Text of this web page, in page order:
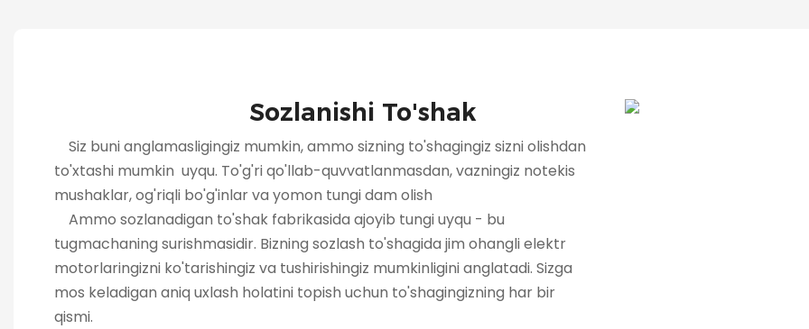
Sozlanishi To'shak
Siz buni anglamasligingiz mumkin, ammo sizning to'shagingiz sizni olishdan
to'xtashi mumkin uyqu. To'g'ri qo'llab-quvvatlanmasdan, vazningiz notekis
mushaklar, og'riqli bo'g'inlar va yomon tungi dam olish
Ammo sozlanadigan to'shak fabrikasida ajoyib tungi uyqu - bu
tugmachaning surishmasidir. Bizning sozlash to'shagida jim ohangli elektr
motorlaringizni ko'tarishingiz va tushirishingiz mumkinligini anglatadi. Sizga
mos keladigan aniq uxlash holatini topish uchun to'shagingizning har bir
qismi.